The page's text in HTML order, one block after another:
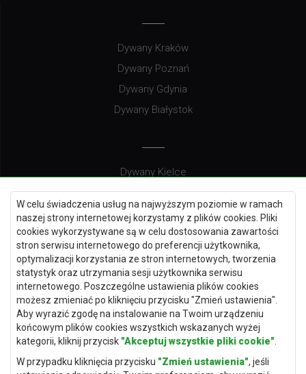
W celu świadczenia usług na najwyższym poziomie w ramach
naszej strony internetowej korzystamy z plików cookies. Pliki
cookies wykorzystywane są w celu dostosowania zawartości
stron serwisu internetowego do preferencji użytkownika,
optymalizacji korzystania ze stron internetowych, tworzenia
statystyk oraz utrzymania sesji użytkownika serwisu
internetowego. Poszczególne ustawienia plików cookies
możesz zmieniać po kliknięciu przycisku "Zmień ustawienia".
Aby wyrazić zgodę na instalowanie na Twoim urządzeniu
końcowym plików cookies wszystkich wskazanych wyżej
kategorii, kliknij przycisk "Akceptuj wszystkie pliki cookie"
W przypadku kliknięcia przycisku "Zmień ustawienia", jeśli
Dywany Kraków
Dywany Poznań
Dywany Gdynia
Dywany Białystok
Dywany Kielce
Dywany Gdańsk
Dywany Toruń
Dywany Bydgoszcz
Dywany Łódź
Dywany Katowice
Dywany Rzeszów
Dywany Częstochowa